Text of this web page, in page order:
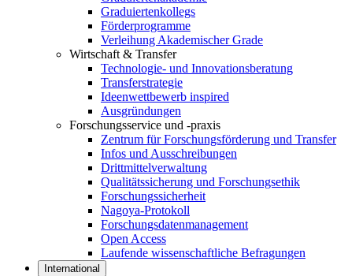
Graduiertenkollegs
Förderprogramme
Verleihung Akademischer Grade
Wirtschaft & Transfer
Technologie- und Innovationsberatung
Transferstrategie
Ideenwettbewerb inspired
Ausgründungen
Forschungsservice und -praxis
Zentrum für Forschungsförderung und Transfer
Infos und Ausschreibungen
Drittmittelverwaltung
Qualitätssicherung und Forschungsethik
Forschungssicherheit
Nagoya-Protokoll
Forschungsdatenmanagement
Open Access
Laufende wissenschaftliche Befragungen
International